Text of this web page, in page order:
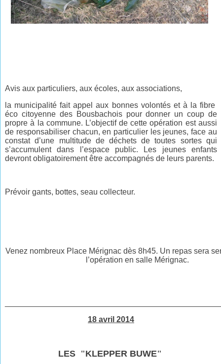
Avis aux particuliers, aux écoles, aux associations,
la municipalité fait appel aux bonnes volontés et à la fibre
éco citoyenne des Bousbachois pour donner un coup de
propre à la commune. L’objectif de cette opération est aussi
de responsabiliser chacun, en particulier les jeunes, face au
constat d’une multitude de déchets de toutes sortes qui
s’accumulent dans l’espace public. Les jeunes enfants
devront obligatoirement être accompagnés de leurs parents.
Prévoir gants, bottes, seau collecteur.
Venez nombreux Place Mérignac dès 8h45. Un repas sera
l’opération en salle Mérignac.
18 avril 2014
LES "KLEPPER BUWE"